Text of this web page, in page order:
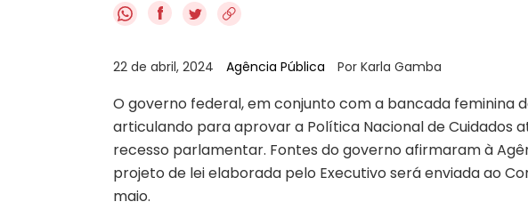
f
22 de abril, 2024 Agência Pública Por Karla Gamba
O governo federal, em conjunto com a bancada feminina
articulando para aprovar a Política Nacional de Cuidados
recesso parlamentar. Fontes do governo afirmaram à
projeto de lei elaborada pelo Executivo será enviada ao
maio.